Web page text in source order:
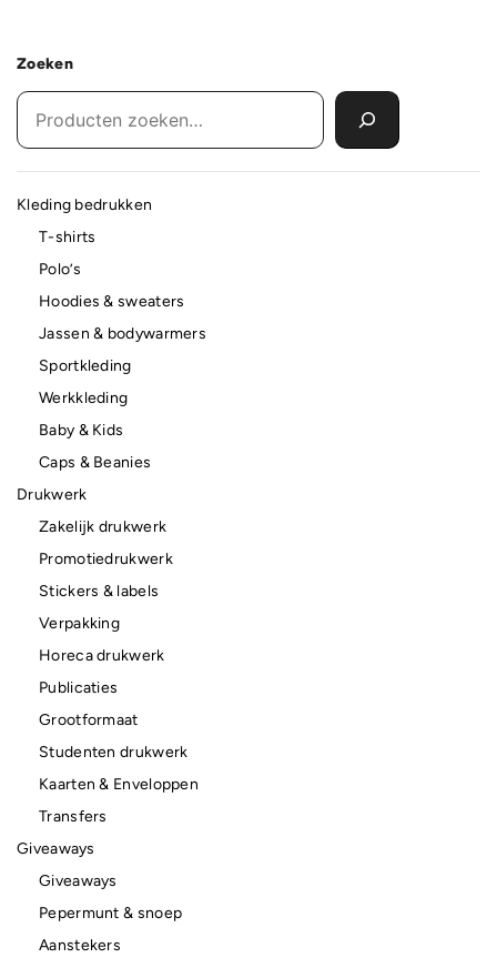
Zoeken
Kleding bedrukken
T-shirts
Polo’s
Hoodies & sweaters
Jassen & bodywarmers
Sportkleding
Werkkleding
Baby & Kids
Caps & Beanies
Drukwerk
Zakelijk drukwerk
Promotiedrukwerk
Stickers & labels
Verpakking
Horeca drukwerk
Publicaties
Grootformaat
Studenten drukwerk
Kaarten & Enveloppen
Transfers
Giveaways
Giveaways
Pepermunt & snoep
Aanstekers